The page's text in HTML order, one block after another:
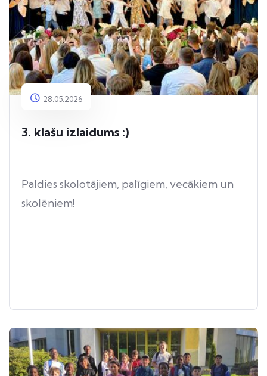
28.05.2026
3. klašu izlaidums :)
Paldies skolotājiem, palīgiem, vecākiem un
skolēniem!